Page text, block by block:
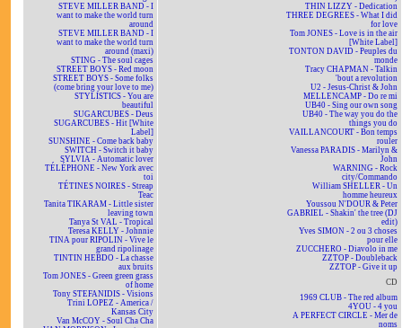
STEVE MILLER BAND - I
want to make the world turn
around
STEVE MILLER BAND - I
want to make the world turn
around (maxi)
STING - The soul cages
STREET BOYS - Red moon
STREET BOYS - Some folks
(come bring your love to me)
STYLISTICS - You are
beautiful
SUGARCUBES - Deus
SUGARCUBES - Hit [White
Label]
SUNSHINE - Come back baby
SWITCH - Switch it baby
SYLVIA - Automatic lover
TÉLÉPHONE - New York avec
toi
TÉTINES NOIRES - Streap
Teac
Tanita TIKARAM - Little sister
leaving town
Tanya St VAL - Tropical
Teresa KELLY - Johnnie
TINA pour RIPOLIN - Vive le
grand ripolinage
TINTIN HEBDO - La chasse
aux bruits
Tom JONES - Green green grass
of home
Tony STEFANIDIS - Visions
Trini LOPEZ - America /
Kansas City
Van McCOY - Soul Cha Cha
THIN LIZZY - Dedication
THREE DEGREES - What I did
for love
Tom JONES - Love is in the air
[White Label]
TONTON DAVID - Peuples du
monde
Tracy CHAPMAN - Talkin
'bout a revolution
U2 - Jesus-Christ & John
MELLENCAMP - Do re mi
UB40 - Sing our own song
UB40 - The way you do the
things you do
VAILLANCOURT - Bon temps
rouler
Vanessa PARADIS - Marilyn &
John
WARNING - Rock
city/Commando
William SHELLER - Un
homme heureux
Youssou N'DOUR & Peter
GABRIEL - Shakin' the tree (DJ
edit)
Yves SIMON - 2 ou 3 choses
pour elle
ZUCCHERO - Diavolo in me
ZZTOP - Doubleback
ZZTOP - Give it up
CD
1969 CLUB - The red album
4YOU - 4 you
A PERFECT CIRCLE - Mer de
noms